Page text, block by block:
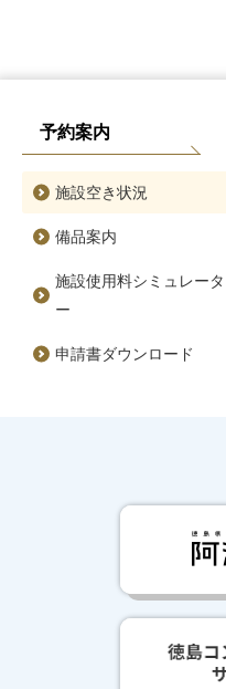
予約案内
施設空き状況
備品案内
施設使用料シミュレータ
ー
申請書ダウンロード